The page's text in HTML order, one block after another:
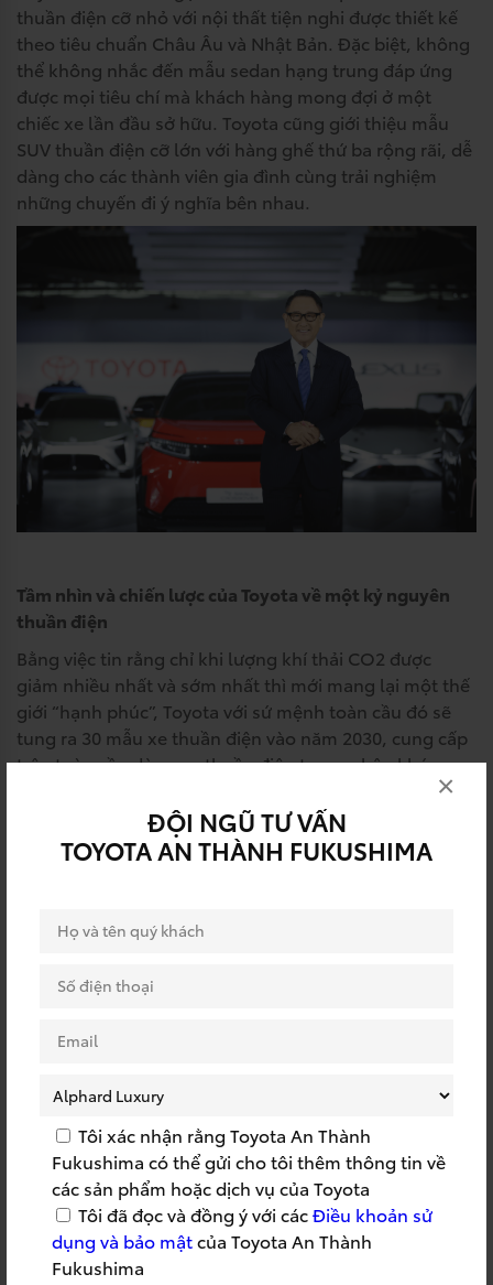
ĐỘI NGŨ TƯ VẤN
TOYOTA AN THÀNH FUKUSHIMA
Tôi xác nhận rằng Toyota An Thành
Fukushima có thể gửi cho tôi thêm thông tin về
các sản phẩm hoặc dịch vụ của Toyota
Tôi đã đọc và đồng ý với cácĐiều khoản sử
dụng và bảo mậtcủa Toyota An Thành
Fukushima
×
thuần điện cỡ nhỏ với nội thất tiện nghi được thiết kế
theo tiêu chuẩn Châu Âu và Nhật Bản. Đặc biệt, không
thể không nhắc đến mẫu sedan hạng trung đáp ứng
được mọi tiêu chí mà khách hàng mong đợi ở một
chiếc xe lần đầu sở hữu. Toyota cũng giới thiệu mẫu
SUV thuần điện cỡ lớn với hàng ghế thứ ba rộng rãi, dễ
dàng cho các thành viên gia đình cùng trải nghiệm
những chuyến đi ý nghĩa bên nhau.
Tầm nhìn và chiến lược của Toyota về một kỷ nguyên
thuần điện
Bằng việc tin rằng chỉ khi lượng khí thải CO2 được
giảm nhiều nhất và sớm nhất thì mới mang lại một thế
giới “hạnh phúc”, Toyota với sứ mệnh toàn cầu đó sẽ
tung ra 30 mẫu xe thuần điện vào năm 2030, cung cấp
trên toàn cầu dòng xe thuần điện trong phân khúc xe
Ông Akio Toyoda – Chủ tịch kiêm Tổng Giám đốc tập
đoàn Toyota toàn cầu cũng nhấn mạnh, hầu hết những
toàn cầu là 3,5 triệu xe vào năm 2030.